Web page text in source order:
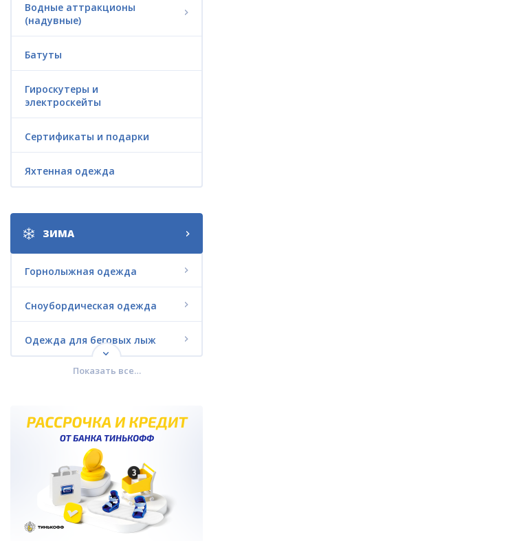
Водные аттракционы
(надувные)
Батуты
Гироскутеры и
электроскейты
Сертификаты и подарки
Яхтенная одежда
ЗИМА
Горнолыжная одежда
Сноубордическая одежда
Одежда для беговых лыж
Городская зимняя одежда
Термобелье
Зимняя обувь
Дисконт (скидки до 70%)
Показать все…